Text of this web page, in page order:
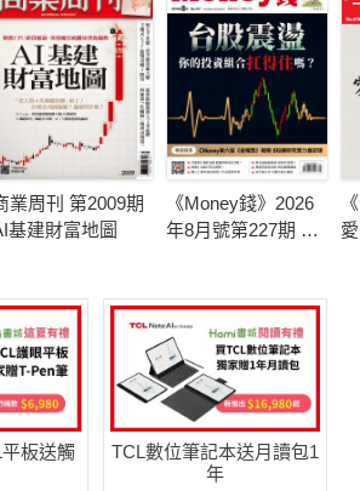
業周刊 第2009期
基建財富地圖
《Money錢》2026
年8月號第227期 台
庭真實故事 揭開資
產配置致命傷
板送觸
TCL數位筆記本送月讀包1
年